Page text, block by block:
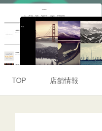
TOP 店舗情報